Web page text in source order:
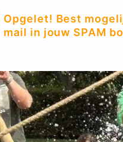
Opgelet! Best
mail in jouw SPAM